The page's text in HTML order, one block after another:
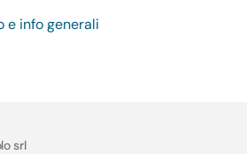
e info generali
srl